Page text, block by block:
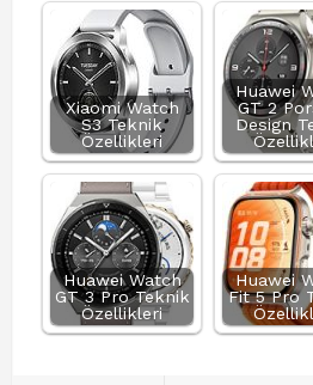
Xiaomi Watch
S3 Teknik
Özellikleri
Huawei
GT 2
Design
Huawei Watch
GT 3 Pro Teknik
Özellikleri
Huawei
Fit 5 Pro